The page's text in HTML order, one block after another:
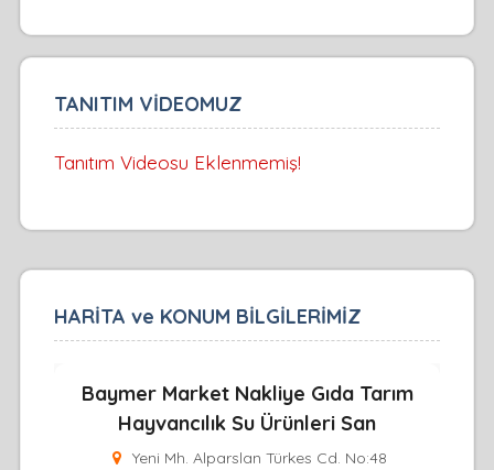
TANITIM VİDEOMUZ
Tanıtım Videosu Eklenmemiş!
HARİTA ve KONUM BİLGİLERİMİZ
Baymer Market Nakliye Gıda Tarım
Hayvancılık Su Ürünleri San
Yeni Mh. Alparslan Türkes Cd. No:48